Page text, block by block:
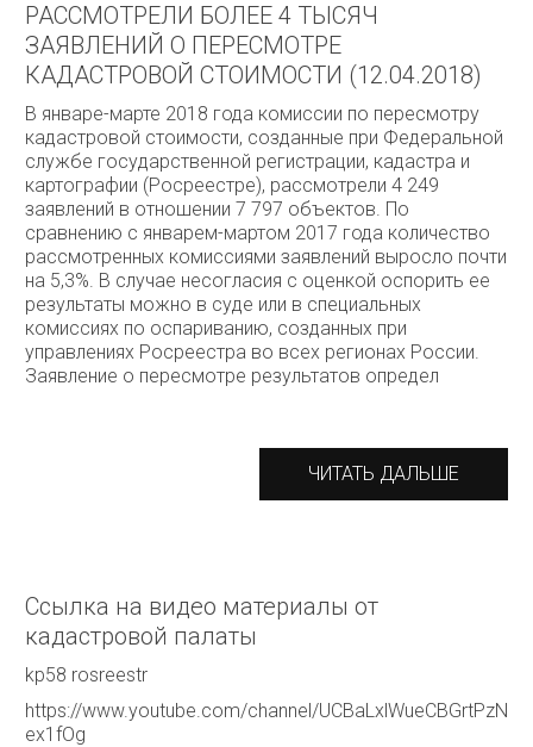
РАССМОТРЕЛИ БОЛЕЕ 4 ТЫСЯЧ
ЗАЯВЛЕНИЙ О ПЕРЕСМОТРЕ
КАДАСТРОВОЙ СТОИМОСТИ (12.04.2018)
В январе-марте 2018 года комиссии по пересмотру
кадастровой стоимости, созданные при Федеральной
службе государственной регистрации, кадастра и
картографии (Росреестре), рассмотрели 4 249
заявлений в отношении 7 797 объектов. По
сравнению с январем-мартом 2017 года количество
рассмотренных комиссиями заявлений выросло почти
на 5,3%. В случае несогласия с оценкой оспорить ее
результаты можно в суде или в специальных
комиссиях по оспариванию, созданных при
управлениях Росреестра во всех регионах России.
Заявление о пересмотре результатов определ
ЧИТАТЬ ДАЛЬШЕ
Ссылка на видео материалы от
кадастровой палаты
kp58 rosreestr
https://www.youtube.com/channel/UCBaLxlWueCBGrtPzN
ex1fOg